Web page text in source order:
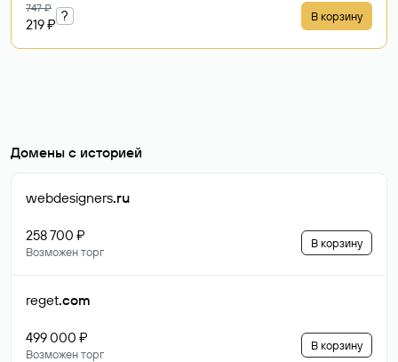
747 ₽
219 ₽
? В корзину
Домены с историей
webdesigners.ru
258 700 ₽
Возможен торг
В корзину
reget.com
499 000 ₽
Возможен торг
В корзину